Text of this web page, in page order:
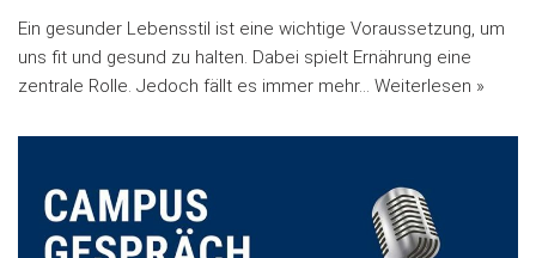
Ein gesunder Lebensstil ist eine wichtige Voraussetzung, um
uns fit und gesund zu halten. Dabei spielt Ernährung eine
zentrale Rolle. Jedoch fällt es immer mehr… Weiterlesen »